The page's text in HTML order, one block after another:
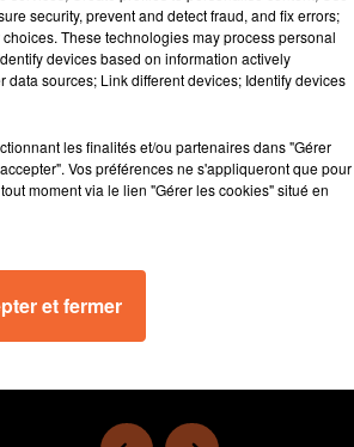
4 ne fuit devant
Gelabale, en
et sa suspension, il
et éclats de rire.
Et un régal pour
security, prevent and detect fraud, and fix errors;
These technologies may process personal
devices based on information actively
sources; Link different devices; Identify devices
les finalités et/ou partenaires dans "Gérer
Vos préférences ne s'appliqueront que pour
moment via le lien "Gérer les cookies" situé en
et fermer